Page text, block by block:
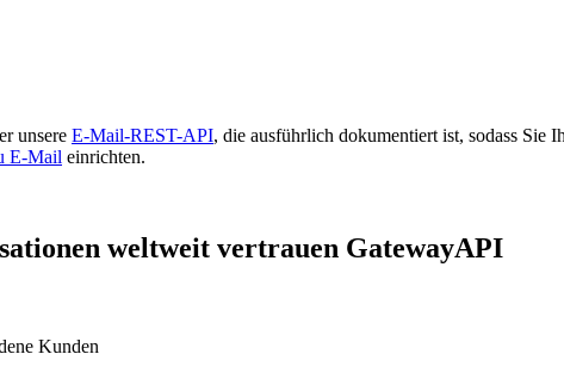
unsere E-Mail-REST-API, die ausführlich dokumentiert ist, sodass Sie
E-Mail einrichten.
weltweit vertrauen GatewayAPI
Kunden